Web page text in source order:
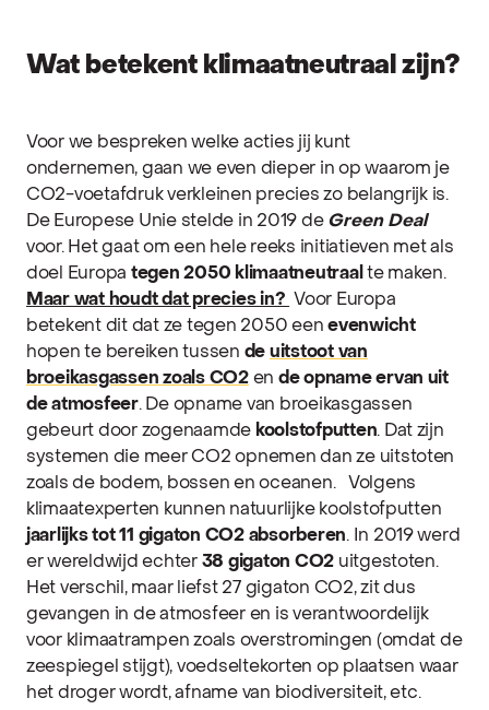
Wat betekent klimaatneutraal zijn?
Voor we bespreken welke acties jij kunt
ondernemen, gaan we even dieper in op waarom je
CO2-voetafdruk verkleinen precies zo belangrijk is.
De Europese Unie stelde in 2019 de Green Deal
voor. Het gaat om een hele reeks initiatieven met als
doel Europa tegen 2050 klimaatneutraalte maken.
Maar wat houdt dat precies in? Voor Europa
betekent dit dat ze tegen 2050 eenevenwicht
hopen te bereiken tussen de uitstoot van
broeikasgassen zoals CO2en de opname ervan uit
de atmosfeer. De opname van broeikasgassen
gebeurt door zogenaamde koolstofputten. Dat zijn
systemen die meer CO2 opnemen dan ze uitstoten
zoals de bodem, bossen en oceanen.
Volgens
klimaatexperten kunnen natuurlijke koolstofputten
jaarlijks tot 11 gigaton CO2absorberen. In 2019 werd
er wereldwijd echter 38 gigaton CO2 uitgestoten.
Het verschil, maar liefst 27 gigaton CO2, zit dus
gevangen in de atmosfeer en is verantwoordelijk
voor klimaatrampen zoals overstromingen (omdat de
zeespiegel stijgt), voedseltekorten op plaatsen waar
het droger wordt, afname van biodiversiteit, etc.